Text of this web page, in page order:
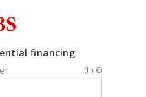
financing
(In €)